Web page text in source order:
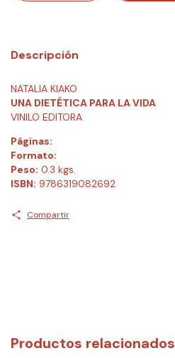
Descripción
NATALIA KIAKO
UNA DIETÉTICA PARA LA VIDA
VINILO EDITORA
Páginas:
Formato:
Peso: 0.3 kgs.
ISBN: 9786319082692
Compartir
Productos relacionados